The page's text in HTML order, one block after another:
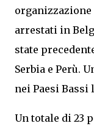
arrestati in
state
Serbia e Perù.
nei Paesi Bassi
Un totale di 23